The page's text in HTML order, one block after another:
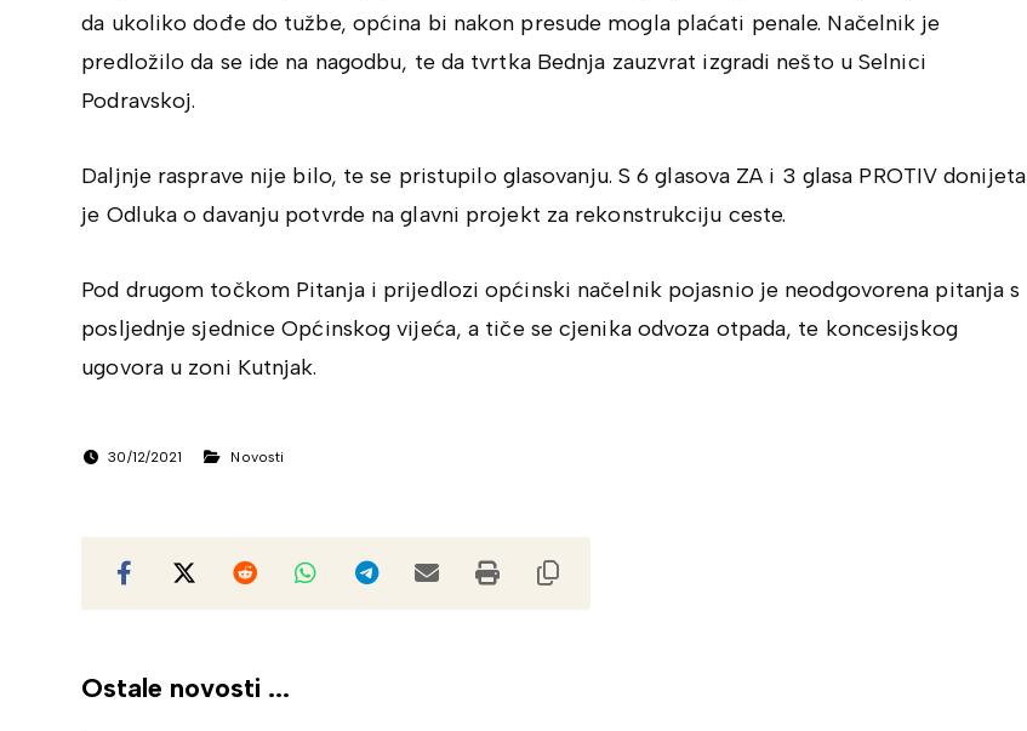
da ukoliko dođe do tužbe, općina bi nakon presude mogla plaćati penale. Načelnik je
predložilo da se ide na nagodbu, te da tvrtka Bednja zauzvrat izgradi nešto u Selnici
Podravskoj.
Daljnje rasprave nije bilo, te se pristupilo glasovanju. S 6 glasova ZA i 3 glasa PROTIV donijeta
je Odluka o davanju potvrde na glavni projekt za rekonstrukciju ceste.
Pod drugom točkom Pitanja i prijedlozi općinski načelnik pojasnio je neodgovorena pitanja s
posljednje sjednice Općinskog vijeća, a tiče se cjenika odvoza otpada, te koncesijskog
ugovora u zoni Kutnjak.
30/12/2021 Novosti
Ostale novosti ...